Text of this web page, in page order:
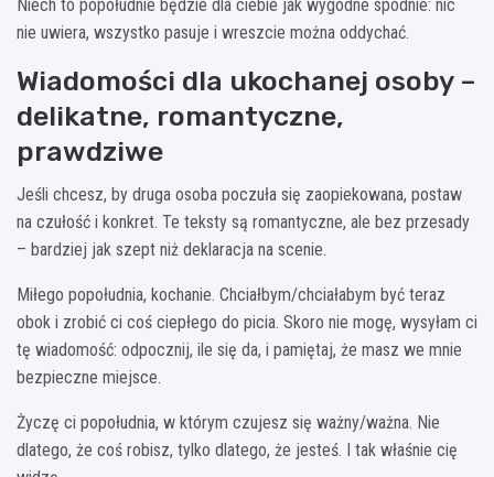
Niech to popołudnie będzie dla ciebie jak wygodne spodnie: nic
nie uwiera, wszystko pasuje i wreszcie można oddychać.
Wiadomości dla ukochanej osoby –
delikatne, romantyczne,
prawdziwe
Jeśli chcesz, by druga osoba poczuła się zaopiekowana, postaw
na czułość i konkret. Te teksty są romantyczne, ale bez przesady
– bardziej jak szept niż deklaracja na scenie.
Miłego popołudnia, kochanie. Chciałbym/chciałabym być teraz
obok i zrobić ci coś ciepłego do picia. Skoro nie mogę, wysyłam ci
tę wiadomość: odpocznij, ile się da, i pamiętaj, że masz we mnie
bezpieczne miejsce.
Życzę ci popołudnia, w którym czujesz się ważny/ważna. Nie
dlatego, że coś robisz, tylko dlatego, że jesteś. I tak właśnie cię